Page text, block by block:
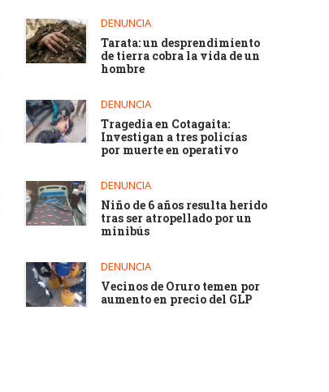
DENUNCIA
Tarata: un desprendimiento
de tierra cobra la vida de un
hombre
DENUNCIA
Tragedia en Cotagaita:
Investigan a tres policías
por muerte en operativo
DENUNCIA
Niño de 6 años resulta herido
tras ser atropellado por un
minibús
DENUNCIA
Vecinos de Oruro temen por
aumento en precio del GLP